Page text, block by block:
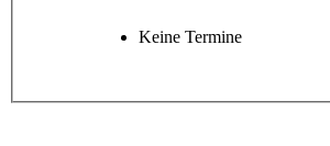
Keine Termine